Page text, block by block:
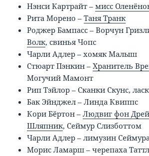
Нэнси Картрайт –мисс
Рита Морено –Таня Транк
Роджер Бампасс – Ворчун
Волк, свинья Чопс
Чарли Адлер – хомяк Малыш
Стюарт Пэнкин –Хранитель
Могучий Мамонт
Рип Тэйлор – Сканки Скунс,
Бак Эйнджел – Линда Квиппс
Кори Бёртон –Людвиг фон
Шляпник, Сеймур Слизботтом
Чарли Адлер – лимузин
Морис Ламарш – черепаха